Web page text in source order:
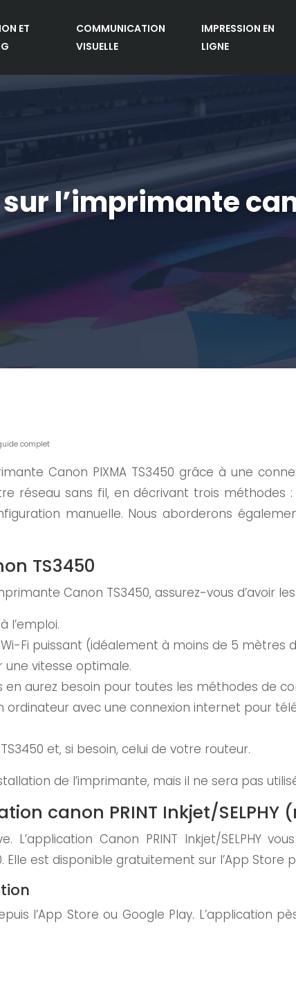
ET
COMMUNICATION
VISUELLE
IMPRESSION EN
LIGNE
l’imprimante
complet
Canon PIXMA TS3450 grâce à une
sans fil, en décrivant trois méthodes :
manuelle. Nous aborderons
TS3450
Canon TS3450, assurez-vous d’avoir
l’emploi.
Fi puissant (idéalement à moins de 5
une vitesse optimale.
en aurez besoin pour toutes les méthodes de
avec une connexion internet pour
et, si besoin, celui de votre routeur.
de l’imprimante, mais il ne sera pas
canon PRINT Inkjet/
Canon PRINT Inkjet/SELPHY
est disponible gratuitement sur l’App Store
l’App Store ou Google Play.